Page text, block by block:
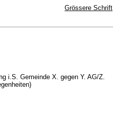
Grössere Schrift
i.S. Gemeinde X. gegen Y. AG/Z.